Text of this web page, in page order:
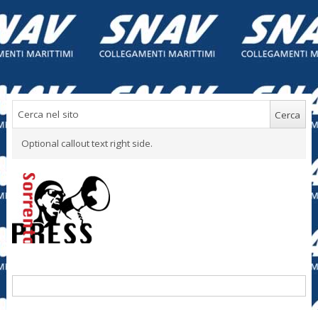
Optional callout text right side.